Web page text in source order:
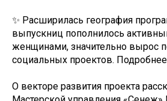
✨ Расширилась география
выпускниц пополнилось
женщинами, значительно вырос
социальных проектов.
О векторе развития проекта